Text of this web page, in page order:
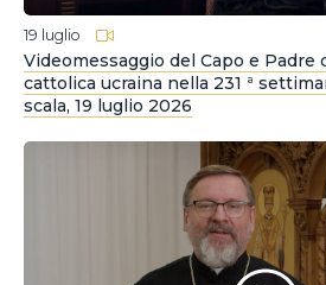
19 luglio
Videomessaggio del Capo e Padre
cattolica ucraina nella 231 ª
scala, 19 luglio 2026